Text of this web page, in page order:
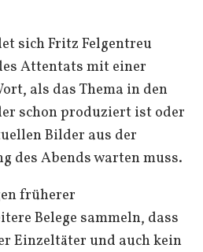
sich Fritz Felgentreu
Attentats mit einer
als das Thema in den
schon produziert ist oder
Bilder aus der
des Abends warten muss.
früherer
Belege sammeln, dass
Einzeltäter und auch kein